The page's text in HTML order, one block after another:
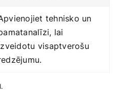
tehnisko un
lai
visaptverošu